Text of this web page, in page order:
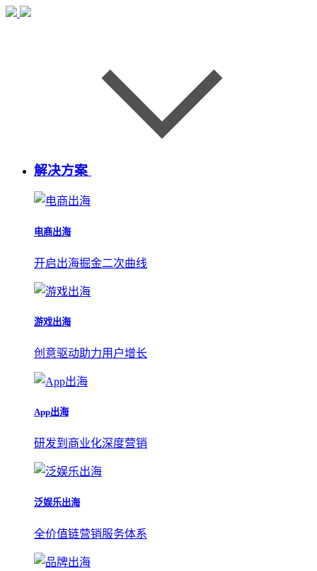
解决方案
电商出海
开启出海掘金二次曲线
游戏出海
创意驱动助力用户增长
App出海
研发到商业化深度营销
泛娱乐出海
全价值链营销服务体系